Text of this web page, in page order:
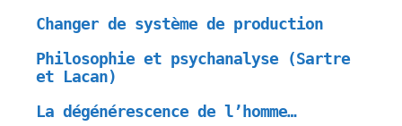
Changer de système de production
Philosophie et psychanalyse (Sartre
et Lacan)
La dégénérescence de l’homme…